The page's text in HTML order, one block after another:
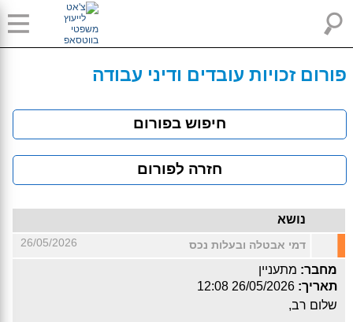
פורום זכויות עובדים ודיני עבודה
חיפוש בפורום
חזרה לפורום
נושא
דמי אבטלה ובעלות נכס 26/05/2026
מחבר: מתעניין
תאריך: 26/05/2026 12:08
שלום רב,